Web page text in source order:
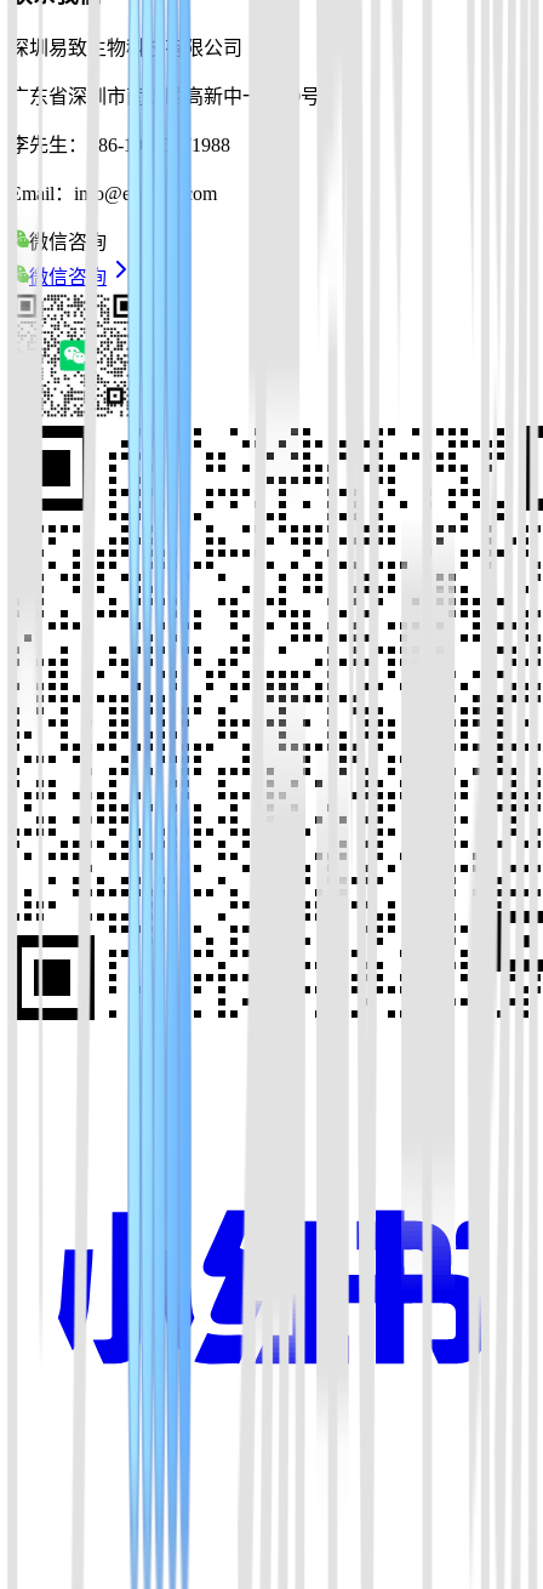
深圳易致生物科技有限公司
广东省深圳市南山区高新中一道10号
李先生：+86-19925271988
Email：info@ezassay.com
微信咨询
微信咨询